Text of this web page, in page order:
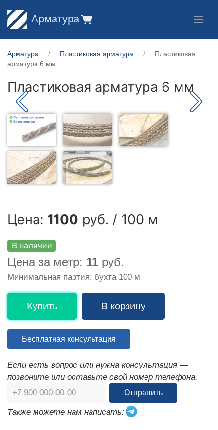
Арматура
Арматура Пластиковая арматура
Пластиковая
арматура 6 мм
Пластиковая арматура 6 мм
Цена: 1100 руб. / 100 м
В наличии
Цена за метр: 11 руб.
Минимальная партия: бухта 100 м
Купить В корзину
Бесплатная консультация
Если есть вопрос или нужна консультация —
позвоните или оставьте свой номер телефона.
Отправить
Также можете нам написать: